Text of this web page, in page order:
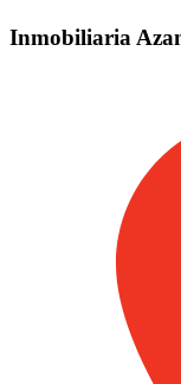
Inmobiliaria